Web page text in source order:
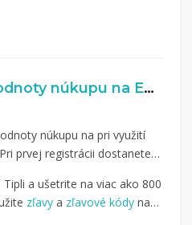
0,525% naspäť z hodnoty núkupu na Eurowings.com
núkupu na pri využití
prvej registrácii dostanete
a ušetrite na viac ako 800
zľavy a zľavové kódy na